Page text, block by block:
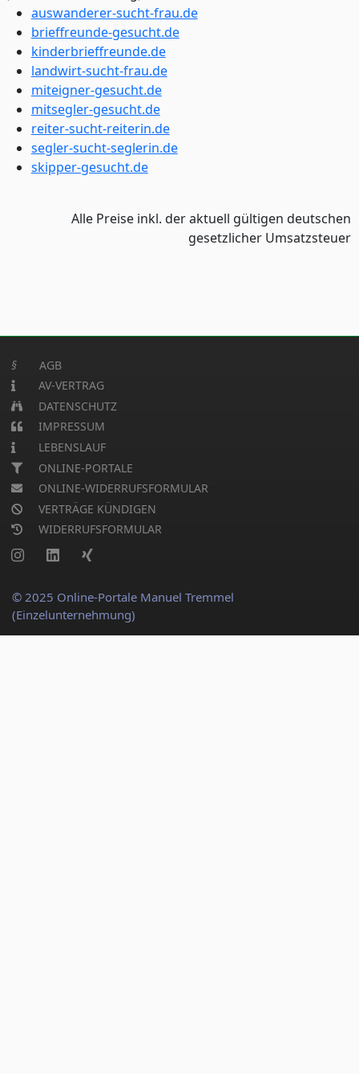
auswanderer-sucht-frau.de
brieffreunde-gesucht.de
kinderbrieffreunde.de
landwirt-sucht-frau.de
miteigner-gesucht.de
mitsegler-gesucht.de
reiter-sucht-reiterin.de
segler-sucht-seglerin.de
skipper-gesucht.de
Alle Preise inkl. der aktuell gültigen deutschen
gesetzlicher Umsatzsteuer
§
AGB
AV-VERTRAG
DATENSCHUTZ
IMPRESSUM
LEBENSLAUF
ONLINE-PORTALE
ONLINE-WIDERRUFSFORMULAR
VERTRÄGE KÜNDIGEN
WIDERRUFSFORMULAR
© 2025 Online-Portale Manuel Tremmel
(Einzelunternehmung)